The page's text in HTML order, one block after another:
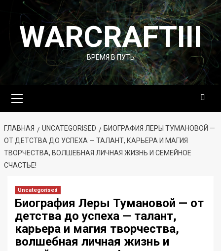
Перейти
содержимому
WARCRAFTIII
ВРЕМЯ В ПУТЬ
меню
ГЛАВНАЯ UNCATEGORISED
БИОГРАФИЯ ЛЕРЫ ТУМАНОВОЙ —
ОТ ДЕТСТВА ДО УСПЕХА — ТАЛАНТ, КАРЬЕРА И МАГИЯ
ТВОРЧЕСТВА, ВОЛШЕБНАЯ ЛИЧНАЯ ЖИЗНЬ И СЕМЕЙНОЕ
СЧАСТЬЕ!
Uncategorised
Биография Леры Тумановой — от
детства до успеха — талант,
карьера и магия творчества,
волшебная личная жизнь и